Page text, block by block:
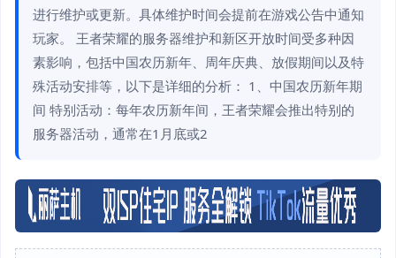
进行维护或更新。具体维护时间会提前在游戏公告中通知
玩家。 王者荣耀的服务器维护和新区开放时间受多种因
素影响，包括中国农历新年、周年庆典、放假期间以及特
殊活动安排等，以下是详细的分析： 1、中国农历新年期
间 特别活动：每年农历新年间，王者荣耀会推出特别的
服务器活动，通常在1月底或2